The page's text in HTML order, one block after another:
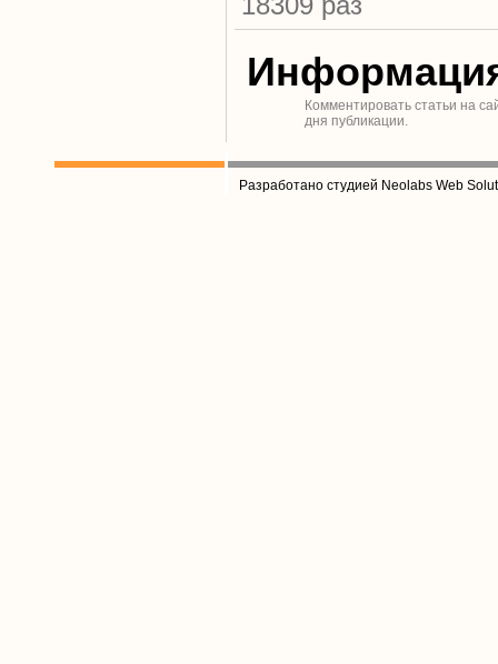
Комментировать статьи на
дня публикации.
Разработано студией Neolabs Web